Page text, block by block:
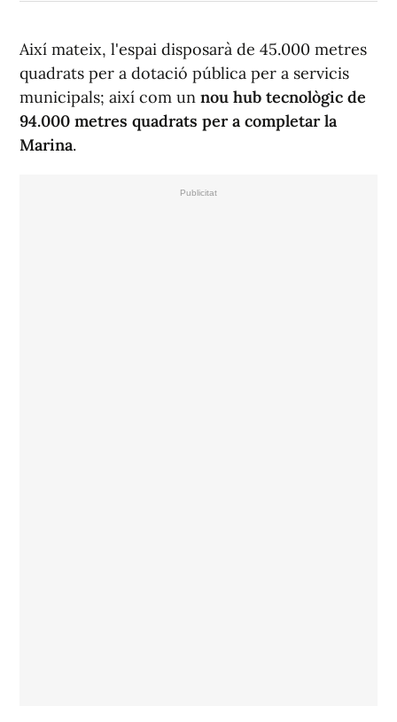
Així mateix, l'espai disposarà de 45.000 metres
quadrats per a dotació pública per a servicis
municipals; així com un nou hub tecnològic de
94.000 metres quadrats per a completar la
Marina.